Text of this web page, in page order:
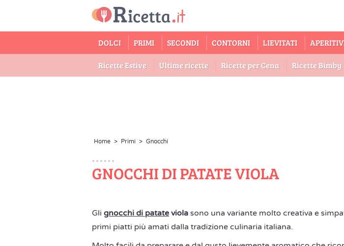
DOLCI PRIMI SECONDI CONTORNI LIEVITATI
Ricette Estive Ultime ricette Ricette per Cena Ricette Bimby
Home > Primi > Gnocchi
GNOCCHI DI PATATE VIOLA
Gli gnocchi di patate viola sono una variante molto creativa e
primi piatti più amati dalla tradizione culinaria italiana.